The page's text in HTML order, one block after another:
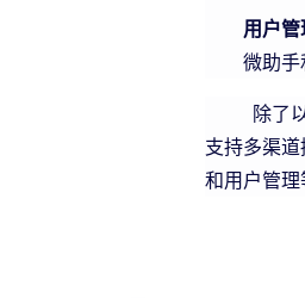
用户管
微助手
除了以上
支持多渠
和用户管理